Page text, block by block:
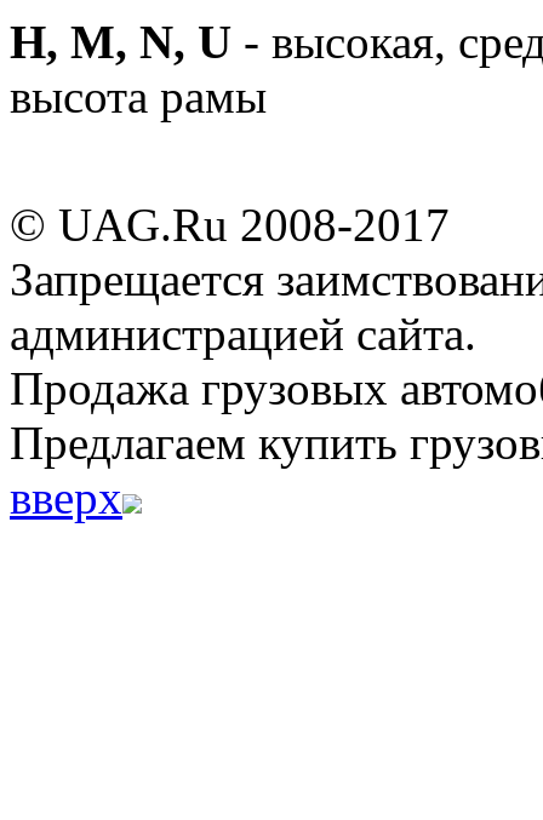
H, M, N, U - высокая,
высота рамы
© UAG.Ru 2008-2017
Запрещается
администрацией сайта.
Продажа грузовых
Предлагаем купить
вверх